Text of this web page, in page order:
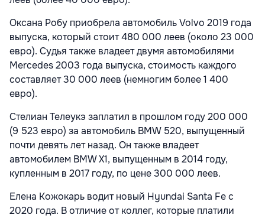
Оксана Робу приобрела автомобиль Volvo 2019 года
выпуска, который стоит 480 000 леев (около 23 000
евро). Судья также владеет двумя автомобилями
Mercedes 2003 года выпуска, стоимость каждого
составляет 30 000 леев (немногим более 1 400
евро).
Стелиан Телеукэ заплатил в прошлом году 200 000
(9 523 евро) за автомобиль BMW 520, выпущенный
почти девять лет назад. Он также владеет
автомобилем BMW X1, выпущенным в 2014 году,
купленным в 2017 году, по цене 300 000 леев.
Елена Кожокарь водит новый Hyundai Santa Fe с
2020 года. В отличие от коллег, которые платили